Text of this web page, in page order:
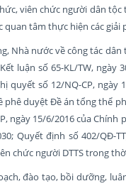
viên chức người dân
tâm thực hiện các giải
Nhà nước về công tác
luận số 65-KL/TW, ngày
số 12/NQ-CP, ngày
phê duyệt Đề án tổng thể
ngày 15/6/2016 của
Quyết định số 402/QĐ-
chức người DTTS trong
đào tạo, bồi dưỡng,